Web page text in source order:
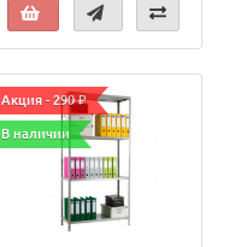
Акция - 290 ₽
В наличии